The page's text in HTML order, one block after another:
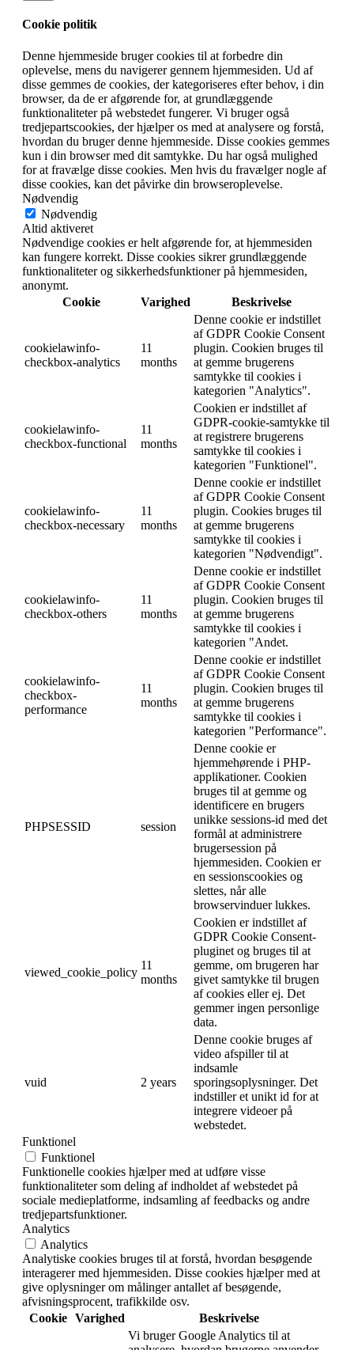
Cookie politik
Denne hjemmeside bruger cookies til at forbedre din
oplevelse, mens du navigerer gennem hjemmesiden. Ud af
disse gemmes de cookies, der kategoriseres efter behov, i din
browser, da de er afgørende for, at grundlæggende
funktionaliteter på webstedet fungerer. Vi bruger også
tredjepartscookies, der hjælper os med at analysere og forstå,
hvordan du bruger denne hjemmeside. Disse cookies gemmes
kun i din browser med dit samtykke. Du har også mulighed
for at fravælge disse cookies. Men hvis du fravælger nogle af
disse cookies, kan det påvirke din browseroplevelse.
Nødvendig
Nødvendig
Altid aktiveret
Nødvendige cookies er helt afgørende for, at hjemmesiden
kan fungere korrekt. Disse cookies sikrer grundlæggende
funktionaliteter og sikkerhedsfunktioner på hjemmesiden,
anonymt.
Cookie
Varighed Beskrivelse
cookielawinfo-
checkbox-analytics
11
months
Denne cookie er indstillet
af GDPR Cookie Consent
plugin. Cookien bruges til
at gemme brugerens
samtykke til cookies i
kategorien "Analytics".
cookielawinfo-
checkbox-functional
11
months
Cookien er indstillet af
GDPR-cookie-samtykke til
at registrere brugerens
samtykke til cookies i
kategorien "Funktionel".
cookielawinfo-
checkbox-necessary
11
months
Denne cookie er indstillet
af GDPR Cookie Consent
plugin. Cookies bruges til
at gemme brugerens
samtykke til cookies i
kategorien "Nødvendigt".
cookielawinfo-
checkbox-others
11
months
Denne cookie er indstillet
af GDPR Cookie Consent
plugin. Cookien bruges til
at gemme brugerens
samtykke til cookies i
kategorien "Andet.
cookielawinfo-
checkbox-
performance
11
months
Denne cookie er indstillet
af GDPR Cookie Consent
plugin. Cookien bruges til
at gemme brugerens
samtykke til cookies i
kategorien "Performance".
PHPSESSID session
Denne cookie er
hjemmehørende i PHP-
applikationer. Cookien
bruges til at gemme og
identificere en brugers
unikke sessions-id med det
formål at administrere
brugersession på
hjemmesiden. Cookien er
en sessionscookies og
slettes, når alle
browservinduer lukkes.
viewed_cookie_policy
11
months
Cookien er indstillet af
GDPR Cookie Consent-
pluginet og bruges til at
gemme, om brugeren har
givet samtykke til brugen
af cookies eller ej. Det
gemmer ingen personlige
data.
vuid 2 years
Denne cookie bruges af
video afspiller til at
indsamle
sporingsoplysninger. Det
indstiller et unikt id for at
integrere videoer på
webstedet.
Funktionel
Funktionel
Funktionelle cookies hjælper med at udføre visse
funktionaliteter som deling af indholdet af webstedet på
sociale medieplatforme, indsamling af feedbacks og andre
tredjepartsfunktioner.
Analytics
Analytics
Analytiske cookies bruges til at forstå, hvordan besøgende
interagerer med hjemmesiden. Disse cookies hjælper med at
give oplysninger om målinger antallet af besøgende,
afvisningsprocent, trafikkilde osv.
Cookie Varighed
Beskrivelse
Vi bruger Google Analytics til at